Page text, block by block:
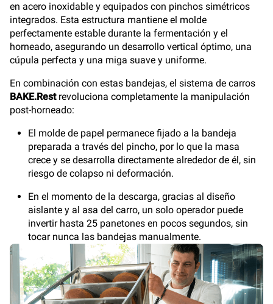
en acero inoxidable y equipados con pinchos simétricos
integrados. Esta estructura mantiene el molde
perfectamente estable durante la fermentación y el
horneado, asegurando un desarrollo vertical óptimo, una
cúpula perfecta y una miga suave y uniforme.
En combinación con estas bandejas, el sistema de carros
BAKE.Restrevoluciona completamente la manipulación
post-horneado:
El molde de papel permanece fijado a la bandeja
preparada a través del pincho, por lo que la masa
crece y se desarrolla directamente alrededor de él, sin
riesgo de colapso ni deformación.
En el momento de la descarga, gracias al diseño
aislante y al asa del carro, un solo operador puede
invertir hasta 25 panetones en pocos segundos, sin
tocar nunca las bandejas manualmente.